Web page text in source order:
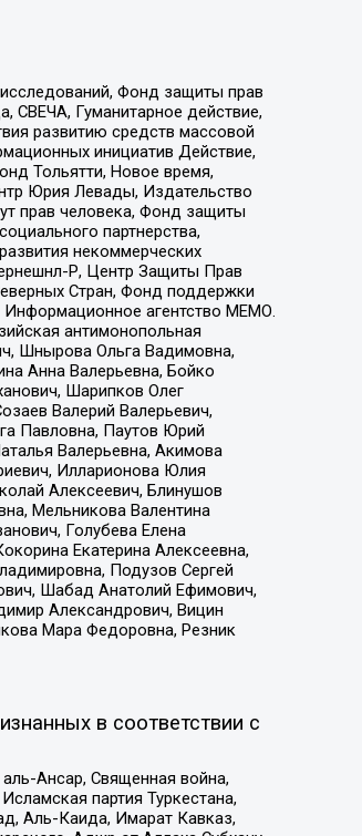
Фонд защиты прав
Гуманитарное действие,
развитию средств массовой
инициатив Действие,
Тольятти, Новое время,
Юрия Левады, Издательство
прав человека, Фонд защиты
партнерства,
некоммерческих
Р, Центр Защиты Прав
Стран, Фонд поддержки
Информационное агентство МЕМО.
антимонопольная
Шнырова Ольга Вадимовна,
Анна Валерьевна, Бойко
Шарипков Олег
Валерий Валерьевич,
Павловна, Паутов Юрий
Валерьевна, Акимова
Илларионова Юлия
Алексеевич, Блинушов
Мельникова Валентина
Голубева Елена
Екатерина Алексеевна,
Подузов Сергей
Шабад Анатолий Ефимович,
Александрович, Вицин
Мара Федоровна, Резник
в соответствии с
Ансар, Священная война,
партия Туркестана,
Аль-Каида, Имарат Кавказ,